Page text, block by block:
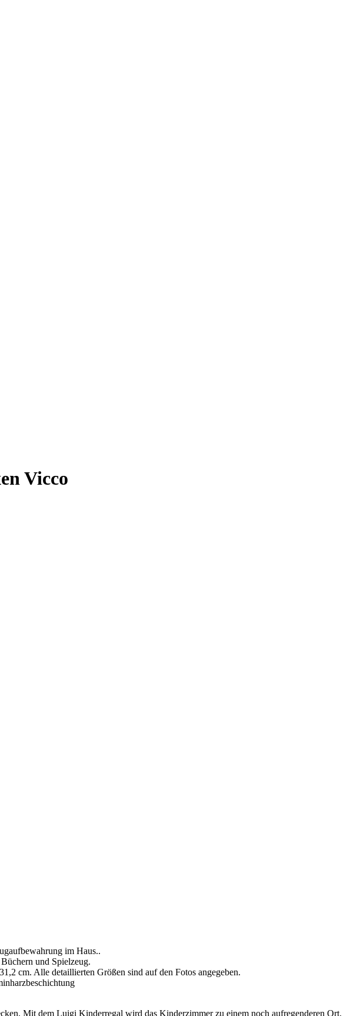
Vicco
im Haus..
und Spielzeug.
cm. Alle detaillierten Größen sind auf den Fotos angegeben.
Mit dem Luigi Kinderregal wird das Kinderzimmer zu einem noch aufregenderen Ort.